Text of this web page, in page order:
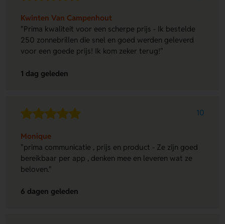
Kwinten Van Campenhout
"Prima kwaliteit voor een scherpe prijs - Ik bestelde
250 zonnebrillen die snel en goed werden geleverd
voor een goede prijs! Ik kom zeker terug!"
1 dag geleden
10
Monique
"prima communicatie , prijs en product - Ze zijn goed
bereikbaar per app , denken mee en leveren wat ze
beloven."
6 dagen geleden